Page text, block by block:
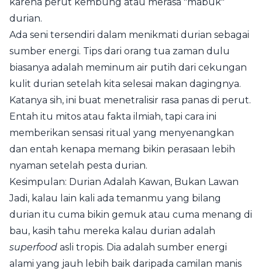
durian.
Ada seni tersendiri dalam menikmati durian sebagai
sumber energi. Tips dari orang tua zaman dulu
biasanya adalah meminum air putih dari cekungan
kulit durian setelah kita selesai makan dagingnya.
Katanya sih, ini buat menetralisir rasa panas di perut.
Entah itu mitos atau fakta ilmiah, tapi cara ini
memberikan sensasi ritual yang menyenangkan
dan entah kenapa memang bikin perasaan lebih
nyaman setelah pesta durian.
Kesimpulan: Durian Adalah Kawan, Bukan Lawan
Jadi, kalau lain kali ada temanmu yang bilang
durian itu cuma bikin gemuk atau cuma menang di
bau, kasih tahu mereka kalau durian adalah
superfood asli tropis. Dia adalah sumber energi
alami yang jauh lebih baik daripada camilan manis